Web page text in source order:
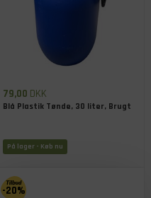
79,00 DKK
Blå Plastik Tønde, 30 liter, Brugt
På lager - Køb nu
-20%